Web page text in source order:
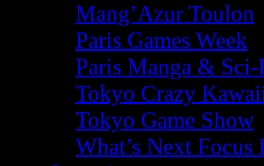
Mang’Azur Toulon
Paris Games Week
Paris Manga &
Tokyo Crazy
Tokyo Game Show
What’s Next